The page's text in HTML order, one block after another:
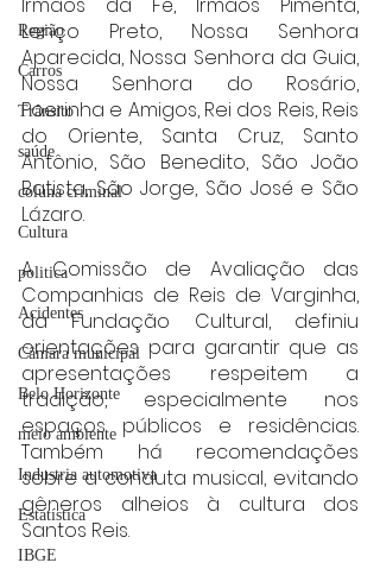
Região
Carros
Trânsito
saúde
coluna criminal
Cultura
politica
Acidentes
Câmara municipal
Belo Horizonte
meio ambiente
Industria automotiva
Estatística
IBGE
Lenço Preto, Nossa Senhora
Aparecida, Nossa Senhora da Guia,
Nossa Senhora do Rosário,
Poerinha e Amigos, Rei dos Reis, Reis
do Oriente, Santa Cruz, Santo
Antônio, São Benedito, São João
Batista, São Jorge, São José e São
Lázaro.
A Comissão de Avaliação das
Companhias de Reis de Varginha,
da Fundação Cultural, definiu
orientações para garantir que as
apresentações respeitem a
tradição, especialmente nos
espaços públicos e residências.
Também há recomendações
sobre a conduta musical, evitando
gêneros alheios à cultura dos
Santos Reis.